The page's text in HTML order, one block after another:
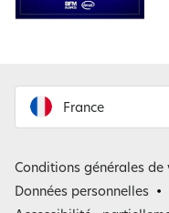
France
Belgique
Conditions générales de
Données personnelles